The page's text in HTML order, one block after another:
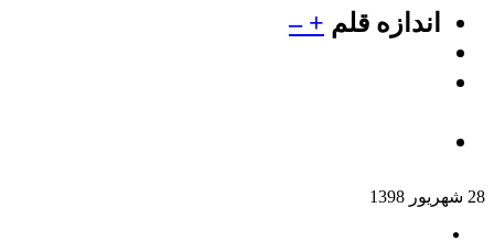
اندازه قلم +
–
28 شهریور 1398